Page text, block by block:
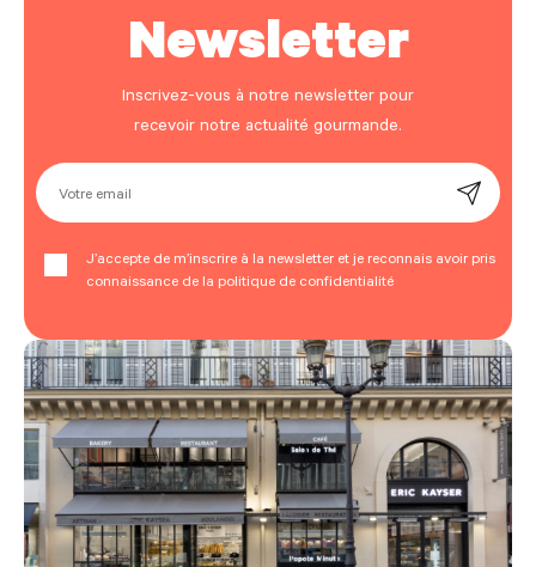
Newsletter
Inscrivez-vous à notre newsletter pour
recevoir notre actualité gourmande.
Votre email
J’accepte de m’inscrire à la newsletter et je reconnais avoir pris
connaissance de la politique de confidentialité